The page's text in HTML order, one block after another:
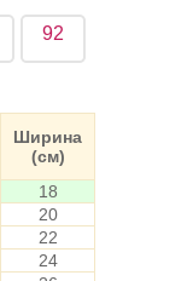
92
Ширина
(см)
18
20
22
24